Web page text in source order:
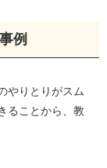
例
やりとりがスム
ることから、教